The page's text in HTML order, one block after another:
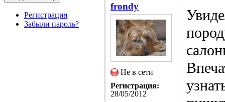
Регистрация
Забыли пароль?
frondy
Не в сети
Регистрация:
28/05/2012